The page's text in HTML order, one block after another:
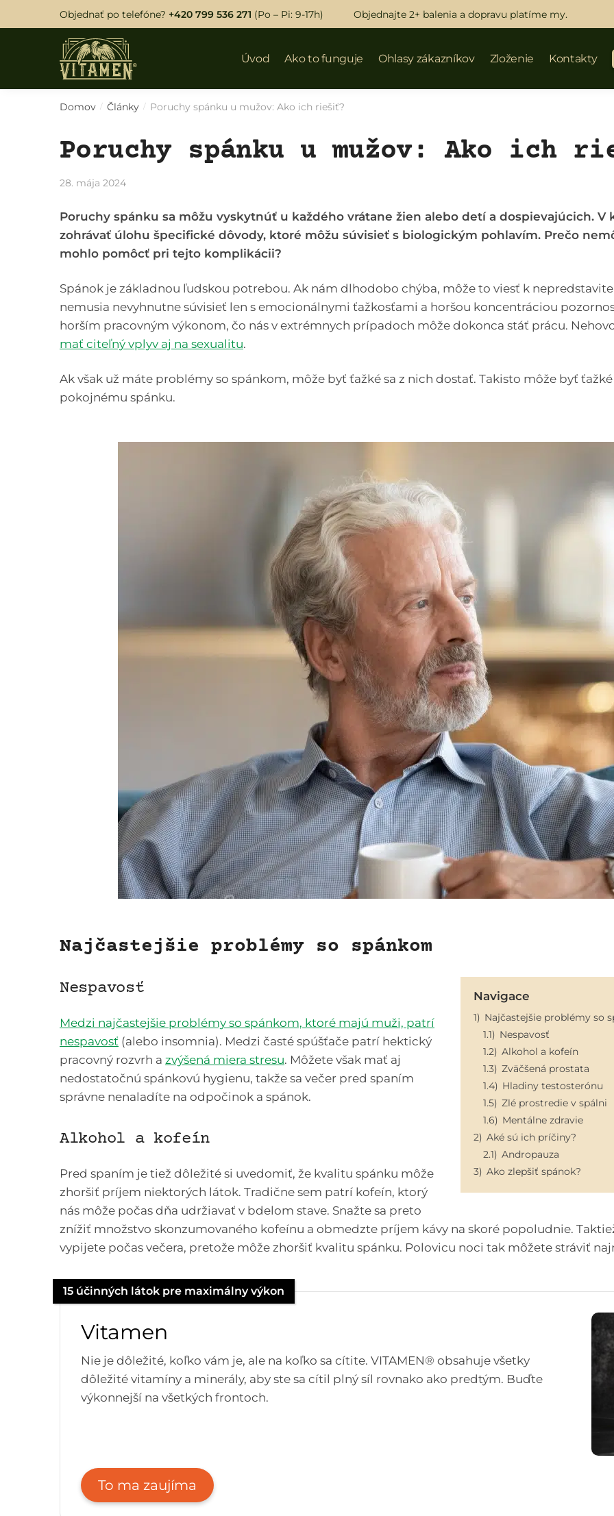
to
to
Objednať po telefóne? +420 799 536 271 (Po – Pi: 9-17h) Objednajte 2+ balenia a dopravu platíme my.
Úvod Ako to funguje Ohlasy zákazníkov Zloženie Kontakty
Domov / Články / Poruchy spánku u mužov: Ako ich riešiť?
Poruchy spánku u mužov: Ako ich
28. mája 2024
Poruchy spánku sa môžu vyskytnúť u každého vrátane žien alebo detí a dospievajúcich.
zohrávať úlohu špecifické dôvody, ktoré môžu súvisieť s biologickým pohlavím. Prečo
mohlo pomôcť pri tejto komplikácii?
Spánok je základnou ľudskou potrebou. Ak nám dlhodobo chýba, môže to viesť k
nemusia nevyhnutne súvisieť len s emocionálnymi ťažkosťami a horšou koncentráciou
horším pracovným výkonom, čo nás v extrémnych prípadoch môže dokonca stáť prácu.
mať citeľný vplyv aj na sexualitu.
Ak však už máte problémy so spánkom, môže byť ťažké sa z nich dostať. Takisto môže byť
pokojnému spánku.
Najčastejšie problémy so spánkom
Navigace
1) Najčastejšie problémy so
1.1) Nespavosť
1.2) Alkohol a kofeín
1.3) Zväčšená prostata
1.4) Hladiny testosterónu
1.5) Zlé prostredie v spálni
1.6) Mentálne zdravie
2) Aké sú ich príčiny?
2.1) Andropauza
3) Ako zlepšiť spánok?
Nespavosť
Medzi najčastejšie problémy so spánkom, ktoré majú muži, patrí
nespavosť (alebo insomnia). Medzi časté spúšťače patrí hektický
pracovný rozvrh a zvýšená miera stresu. Môžete však mať aj
nedostatočnú spánkovú hygienu, takže sa večer pred spaním
správne nenaladíte na odpočinok a spánok.
Alkohol a kofeín
Pred spaním je tiež dôležité si uvedomiť, že kvalitu spánku môže
zhoršiť príjem niektorých látok. Tradične sem patrí kofeín, ktorý
nás môže počas dňa udržiavať v bdelom stave. Snažte sa preto
znížiť množstvo skonzumovaného kofeínu a obmedzte príjem kávy na skoré popoludnie.
vypijete počas večera, pretože môže zhoršiť kvalitu spánku. Polovicu noci tak môžete stráviť
15 účinných látok pre maximálny výkon
Vitamen
Nie je dôležité, koľko vám je, ale na koľko sa cítite. VITAMEN® obsahuje všetky
dôležité vitamíny a minerály, aby ste sa cítil plný síl rovnako ako predtým. Buďte
výkonnejší na všetkých frontoch.
To ma zaujíma